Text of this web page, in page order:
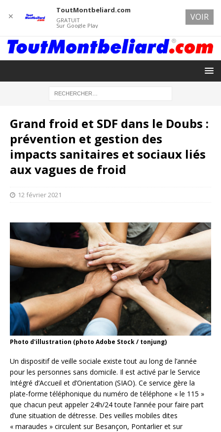
Grand froid et SDF dans le Doubs :
prévention et gestion des
impacts sanitaires et sociaux liés
aux vagues de froid
12 février 2021
Photo d'illustration (photo Adobe Stock / tonjung)
Un dispositif de veille sociale existe tout au long de l’année
pour les personnes sans domicile. Il est activé par le Service
Intégré d’Accueil et d’Orientation (SIAO). Ce service gère la
plate-forme téléphonique du numéro de téléphone « le 115 »
que chacun peut appeler 24h/24 toute l’année pour faire part
d’une situation de détresse. Des veilles mobiles dites
« maraudes » circulent sur Besançon, Pontarlier et sur
✕
ToutMontbeliard.com
GRATUIT
Sur Google Play
VOIR